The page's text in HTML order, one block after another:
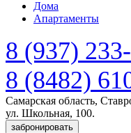
Дома
Апартаменты
8 (937)
8 (8482)
Самарская область,
ул. Школьная, 100.
забронировать